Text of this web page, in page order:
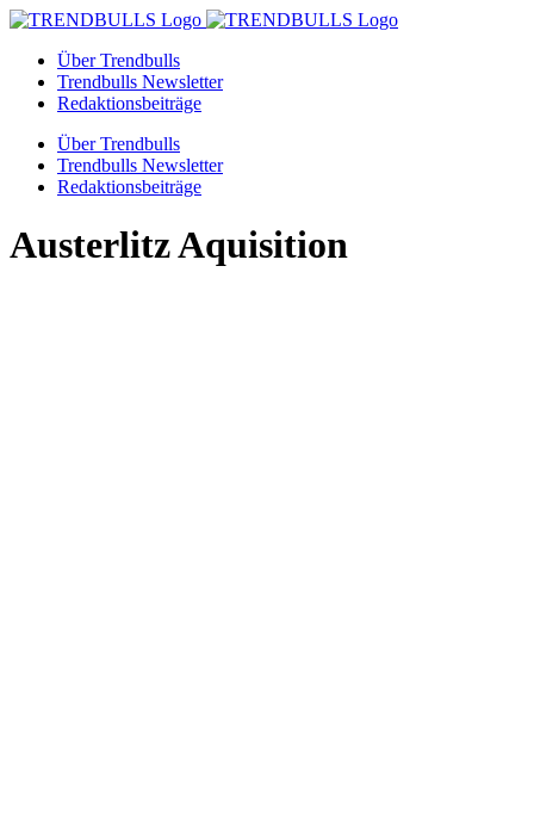
Zum
springenÜber Trendbulls
Trendbulls Newsletter
Redaktionsbeiträge
Über Trendbulls
Trendbulls Newsletter
Redaktionsbeiträge
Austerlitz Aquisition